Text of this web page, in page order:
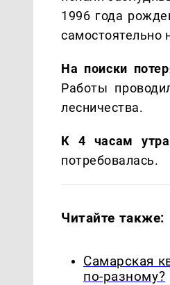
1996 года
самостоятельно
На поиски
Работы
лесничества.
К 4 часам
потребовалась.
Читайте также:
Самарская
по-разному?